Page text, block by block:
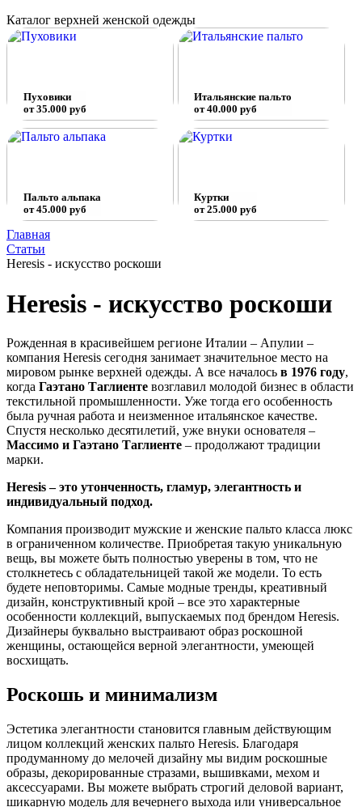
Каталог верхней женской одежды
Пуховики
от 35.000 руб
Итальянские пальто
от 40.000 руб
Пальто альпака
от 45.000 руб
Куртки
от 25.000 руб
Главная
Статьи
Heresis - искусство роскоши
Heresis - искусство роскоши
Рожденная в красивейшем регионе Италии – Апулии –
компания Heresis сегодня занимает значительное место на
мировом рынке верхней одежды. А все началось в 1976 году,
когда Гаэтано Таглиенте возглавил молодой бизнес в области
текстильной промышленности. Уже тогда его особенность
была ручная работа и неизменное итальянское качестве.
Спустя несколько десятилетий, уже внуки основателя –
Массимо и Гаэтано Таглиенте – продолжают традиции
марки.
Heresis – это утонченность, гламур, элегантность и
индивидуальный подход.
Компания производит мужские и женские пальто класса люкс
в ограниченном количестве. Приобретая такую уникальную
вещь, вы можете быть полностью уверены в том, что не
столкнетесь с обладательницей такой же модели. То есть
будете неповторимы. Самые модные тренды, креативный
дизайн, конструктивный крой – все это характерные
особенности коллекций, выпускаемых под брендом Heresis.
Дизайнеры буквально выстраивают образ роскошной
женщины, остающейся верной элегантности, умеющей
восхищать.
Роскошь и минимализм
Эстетика элегантности становится главным действующим
лицом коллекций женских пальто Heresis. Благодаря
продуманному до мелочей дизайну мы видим роскошные
образы, декорированные стразами, вышивками, мехом и
аксессуарами. Вы можете выбрать строгий деловой вариант,
шикарную модель для вечернего выхода или универсальное